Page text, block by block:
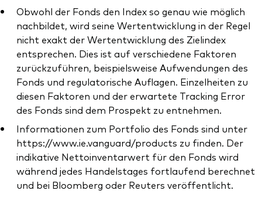
Obwohl der Fonds den Index so genau wie möglich
nachbildet, wird seine Wertentwicklung in der Regel
nicht exakt der Wertentwicklung des Zielindex
entsprechen. Dies ist auf verschiedene Faktoren
zurückzuführen, beispielsweise Aufwendungen des
Fonds und regulatorische Auflagen. Einzelheiten zu
diesen Faktoren und der erwartete Tracking Error
des Fonds sind dem Prospekt zu entnehmen.
Informationen zum Portfolio des Fonds sind unter
https://www.ie.vanguard/products zu finden. Der
indikative Nettoinventarwert für den Fonds wird
während jedes Handelstages fortlaufend berechnet
und bei Bloomberg oder Reuters veröffentlicht.